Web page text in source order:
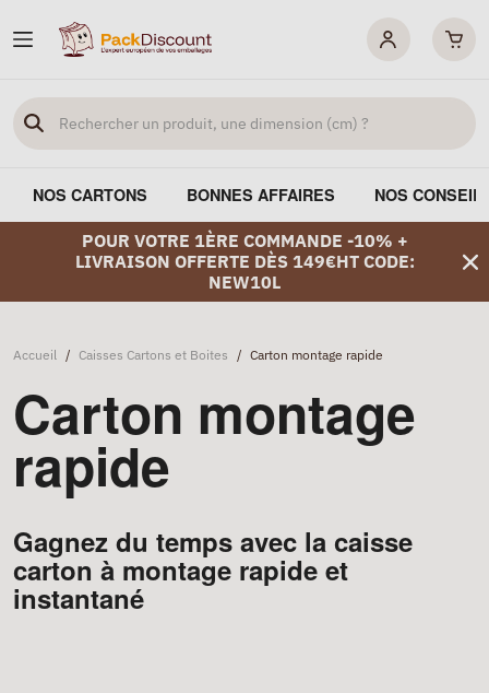
NOS CARTONS BONNES AFFAIRES NOS
POUR VOTRE 1ÈRE COMMANDE -10% +
LIVRAISON OFFERTE DÈS 149€HT CODE:
NEW10L
Accueil / Caisses Cartons et Boites / Carton montage rapide
Carton montage
rapide
Gagnez du temps avec la caisse
carton à montage rapide et
instantané